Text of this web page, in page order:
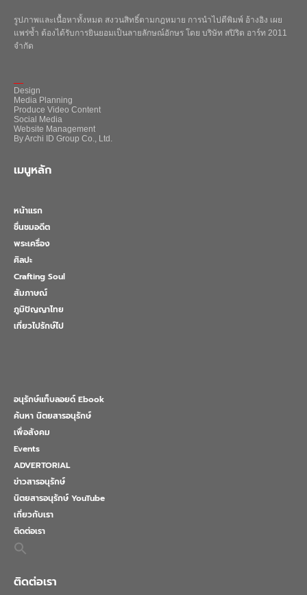
รูปภาพและเนื้อหาทั้งหมด สงวนสิทธิ์ตามกฎหมาย การนำไปตีพิมพ์ อ้างอิง เผย
แพร่ซ้ำ ต้องได้รับการยินยอมเป็นลายลักษณ์อักษร โดย บริษัท สปิริต อาร์ท 2011
จำกัด
Design
Media Planning
Produce Video Content
Social Media
Website Management
By Archi ID Group Co., Ltd.
เมนูหลัก
หน้าแรก
ชื่นชมอดีต
พระเครื่อง
ศิลปะ
Crafting Soul
สัมภาษณ์
ภูมิปัญญาไทย
เที่ยวไปรักษ์ไป
อนุรักษ์แท็บลอยด์ Ebook
ค้นหา นิตยสารอนุรักษ์
เพื่อสังคม
Events
ADVERTORIAL
ข่าวสารอนุรักษ์
นิตยสารอนุรักษ์ YouTube
เกี่ยวกับเรา
ติดต่อเรา
Search
for:
ติดต่อเรา